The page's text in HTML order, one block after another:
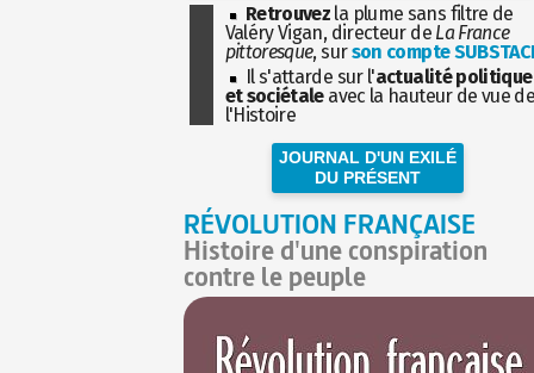
Retrouvez la plume sans filtre de
Valéry Vigan, directeur de La France
pittoresque, surson compte
Il s'attarde sur l'actualité politique
et sociétaleavec la hauteur de vue
l'Histoire
JOURNAL D'UN EXILÉ
DU PRÉSENT
RÉVOLUTION FRANÇAISE
Histoire d'une conspiration
contre le peuple